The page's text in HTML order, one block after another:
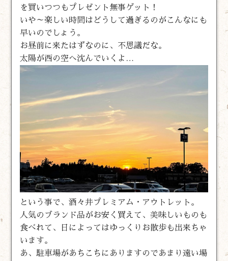
を買いつつもプレゼント無事ゲット！
いや～楽しい時間はどうして過ぎるのがこんなにも
早いのでしょう。
お昼前に来たはずなのに、不思議だな。
太陽が西の空へ沈んでいくよ…
という事で、酒々井プレミアム・アウトレット。
人気のブランド品がお安く買えて、美味しいものも
食べれて、日によってはゆっくりお散歩も出来ちゃ
います。
あ、駐車場があちこちにありますのであまり遠い場